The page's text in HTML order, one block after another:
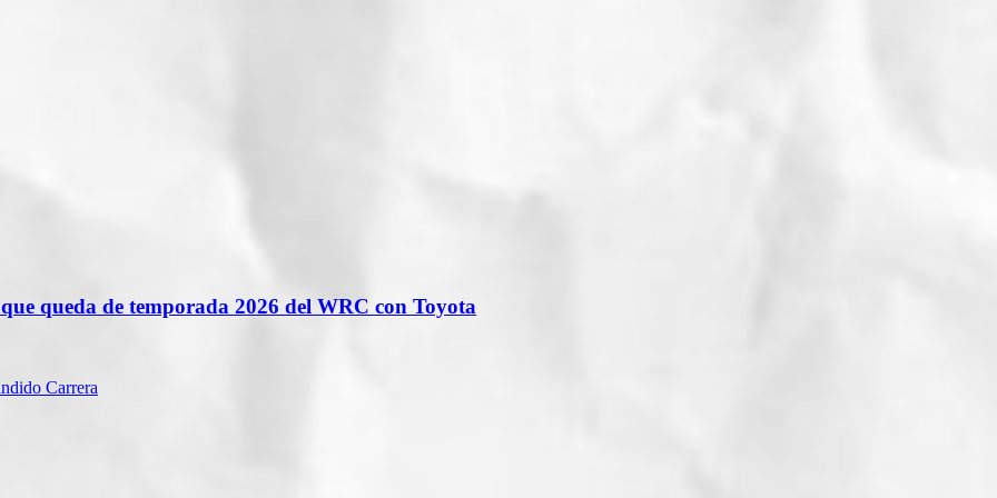
queda de temporada 2026 del WRC con Toyota
Carrera